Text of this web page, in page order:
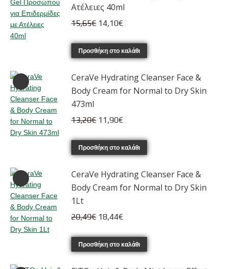
Ατέλειες 40ml
15,65€ Original
was:
14,10€Η
τιμή
14,10€.
Προσθήκη στο καλάθι
CeraVe Hydrating Cleanser Face &
Body Cream for Normal to Dry Skin
473ml
13,20€ Original
was:
11,90€Η
τιμή
11,90€.
Προσθήκη στο καλάθι
CeraVe Hydrating Cleanser Face &
Body Cream for Normal to Dry Skin
1Lt
20,49€ Original
was:
18,44€Η
τιμή
Προσθήκη στο καλάθι